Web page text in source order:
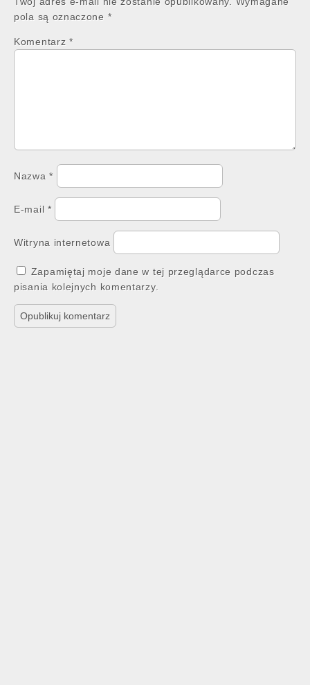
pola są oznaczone *
Komentarz *
Nazwa*
E-mail *
Witryna internetowa
Zapamiętaj moje dane w tej przeglądarce podczas
pisania kolejnych komentarzy.